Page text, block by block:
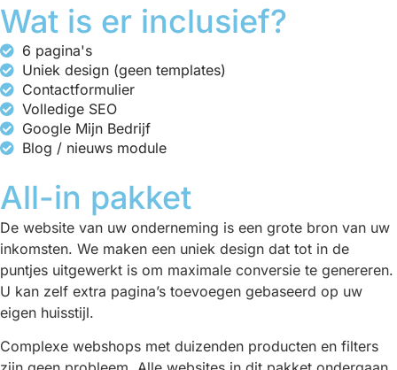
Wat is er inclusief?
6 pagina's
Uniek design (geen templates)
Contactformulier
Volledige SEO
Google Mijn Bedrijf
Blog / nieuws module
All-in pakket
De website van uw onderneming is een grote bron van uw
inkomsten. We maken een uniek design dat tot in de
puntjes uitgewerkt is om maximale conversie te genereren.
U kan zelf extra pagina’s toevoegen gebaseerd op uw
eigen huisstijl.
Complexe webshops met duizenden producten en filters